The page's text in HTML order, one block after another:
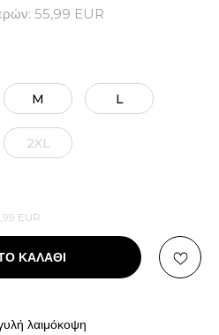
55,99 EUR
M L
2XL
EUR
ΚΑΛΑΘΙ
λαιμόκοψη